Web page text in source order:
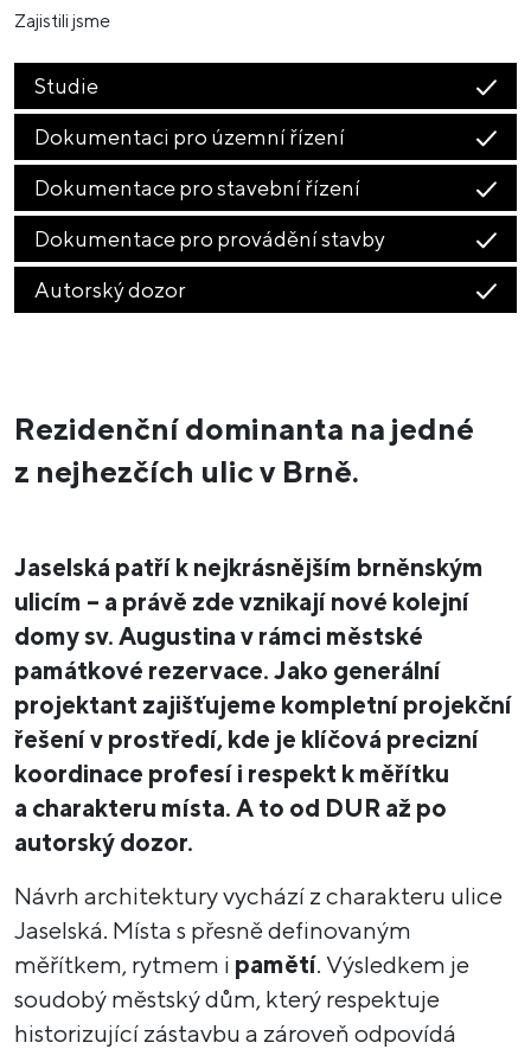
Zajistili jsme
Studie
Dokumentaci pro územní řízení
Dokumentace pro stavební řízení
Dokumentace pro provádění stavby
Autorský dozor
Rezidenční dominanta na jedné
z nejhezčích ulic v Brně.
Jaselská patří k nejkrásnějším brněnským
ulicím – a právě zde vznikají nové kolejní
domy sv. Augustina v rámci městské
památkové rezervace. Jako generální
projektant zajišťujeme kompletní projekční
řešení v prostředí, kde je klíčová precizní
koordinace profesí i respekt k měřítku
a charakteru místa. A to od DUR až po
autorský dozor.
Návrh architektury vychází z charakteru ulice
Jaselská. Místa s přesně definovaným
měřítkem, rytmem i pamětí. Výsledkem je
soudobý městský dům, který respektuje
historizující zástavbu a zároveň odpovídá